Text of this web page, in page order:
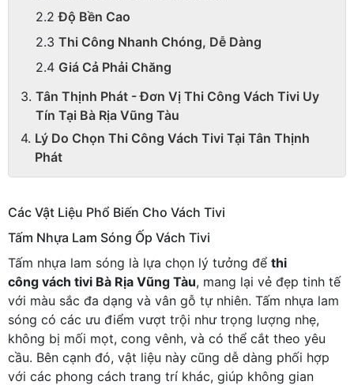
Độ Bền Cao
Thi Công Nhanh Chóng, Dễ Dàng
Giá Cả Phải Chăng
Tân Thịnh Phát - Đơn Vị Thi Công Vách Tivi Uy
Tín Tại Bà Rịa Vũng Tàu
Lý Do Chọn Thi Công Vách Tivi Tại Tân Thịnh
Phát
Các Vật Liệu Phổ Biến Cho Vách Tivi
Tấm Nhựa Lam Sóng Ốp Vách Tivi
Tấm nhựa lam sóng là lựa chọn lý tưởng để thi
công vách tivi Bà Rịa Vũng Tàu, mang lại vẻ đẹp tinh tế
với màu sắc đa dạng và vân gỗ tự nhiên. Tấm nhựa lam
sóng có các ưu điểm vượt trội như trọng lượng nhẹ,
không bị mối mọt, cong vênh, và có thể cắt theo yêu
cầu. Bên cạnh đó, vật liệu này cũng dễ dàng phối hợp
với các phong cách trang trí khác, giúp không gian